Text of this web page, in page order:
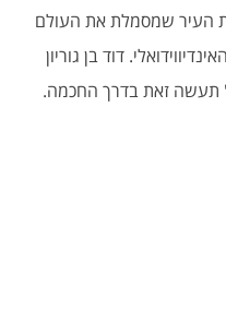
העיר שמסמלת את העולם
דוד בן גוריון
תעשה זאת בדרך החכמה.